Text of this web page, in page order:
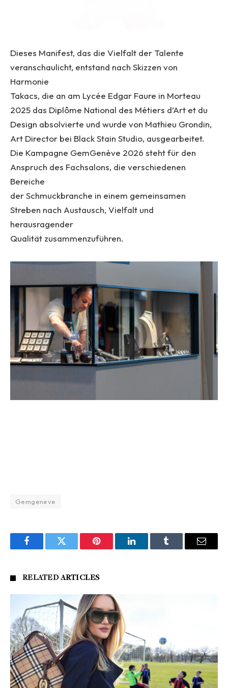
Dieses Manifest, das die Vielfalt der Talente
veranschaulicht, entstand nach Skizzen von
Harmonie
Takacs, die an am Lycée Edgar Faure in Morteau
2025 das Diplôme National des Métiers d’Art et du
Design absolvierte und wurde von Mathieu Grondin,
Art Director bei Black Stain Studio, ausgearbeitet.
Die Kampagne GemGenève 2026 steht für den
Anspruch des Fachsalons, die verschiedenen
Bereiche
der Schmuckbranche in einem gemeinsamen
Streben nach Austausch, Vielfalt und
herausragender
Qualität zusammenzuführen.
Gemgeneve
FacebookTwitter Pinterest LinkedInTumblr Email
RELATEDARTICLES